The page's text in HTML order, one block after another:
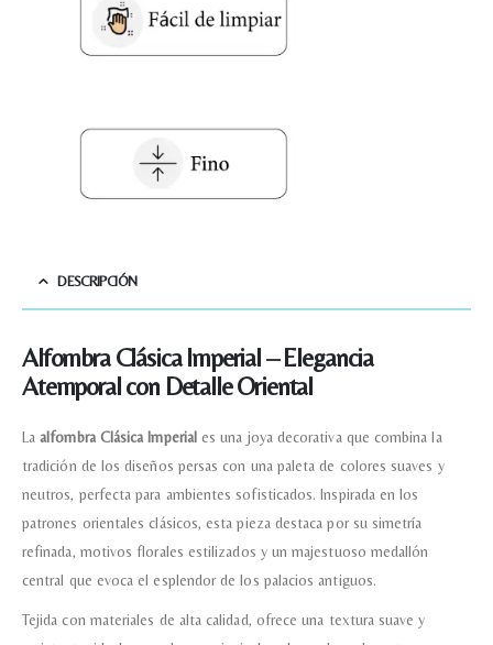
DESCRIPCIÓN
Alfombra Clásica Imperial – Elegancia
Atemporal con Detalle Oriental
Laalfombra Clásica Imperiales una joya decorativa que combina la
tradición de los diseños persas con una paleta de colores suaves y
neutros, perfecta para ambientes sofisticados. Inspirada en los
patrones orientales clásicos, esta pieza destaca por su simetría
refinada, motivos florales estilizados y un majestuoso medallón
central que evoca el esplendor de los palacios antiguos.
Tejida con materiales de alta calidad, ofrece una textura suave y